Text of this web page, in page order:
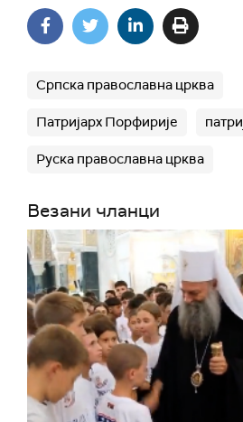
Српска православна црква
Патријарх Порфирије
Руска православна црква
Везани чланци